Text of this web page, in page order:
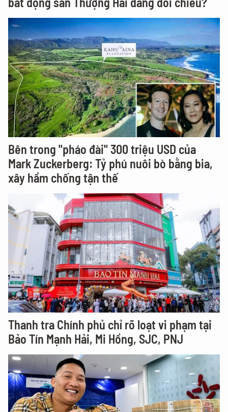
Bên trong "pháo đài" 300 triệu USD của
Mark Zuckerberg: Tỷ phú nuôi bò bằng bia,
xây hầm chống tận thế
Thanh tra Chính phủ chỉ rõ loạt vi phạm tại
Bảo Tín Mạnh Hải, Mi Hồng, SJC, PNJ